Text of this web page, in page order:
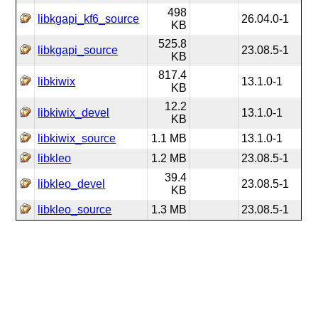
libkgapi_kf6_source
498
KB
26.04.0-1
libkgapi_source
525.8
KB
23.08.5-1
libkiwix
817.4
KB
13.1.0-1
libkiwix_devel
12.2
KB
13.1.0-1
libkiwix_source 1.1 MB
13.1.0-1
libkleo
1.2 MB 23.08.5-1
libkleo_devel
39.4
KB
23.08.5-1
libkleo_source 1.3 MB 23.08.5-1